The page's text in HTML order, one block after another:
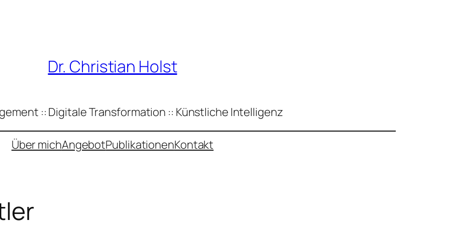
Dr. Christian Holst
:: Digitale Transformation :: Künstliche Intelligenz
Über michAngebotPublikationenKontakt